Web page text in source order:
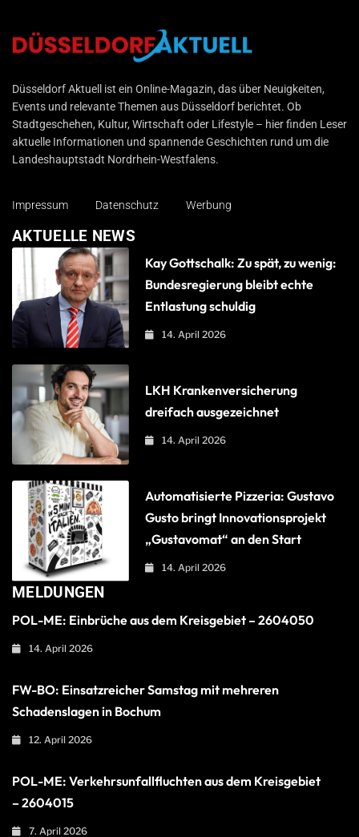
Düsseldorf Aktuell
Düsseldorf Aktuell ist ein Online-Magazin, das über Neuigkeiten,
Events und relevante Themen aus Düsseldorf berichtet. Ob
Stadtgeschehen, Kultur, Wirtschaft oder Lifestyle – hier finden Leser
aktuelle Informationen und spannende Geschichten rund um die
Landeshauptstadt Nordrhein-Westfalens.
Impressum Datenschutz Werbung
AKTUELLE NEWS
Kay Gottschalk: Zu spät, zu wenig:
Bundesregierung bleibt echte
Entlastung schuldig
14. April 2026
LKH Krankenversicherung
dreifach ausgezeichnet
14. April 2026
Automatisierte Pizzeria: Gustavo
Gusto bringt Innovationsprojekt
„Gustavomat“ an den Start
14. April 2026
MELDUNGEN
POL-ME: Einbrüche aus dem Kreisgebiet – 2604050
14. April 2026
FW-BO: Einsatzreicher Samstag mit mehreren
Schadenslagen in Bochum
12. April 2026
POL-ME: Verkehrsunfallfluchten aus dem Kreisgebiet
– 2604015
7. April 2026